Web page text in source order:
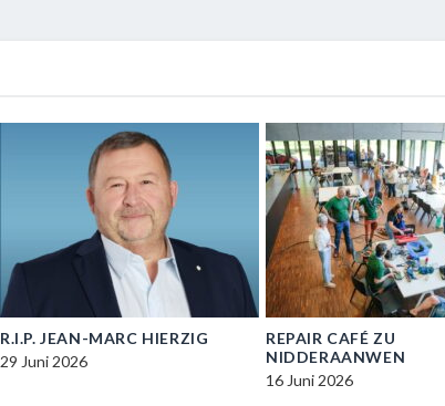
R.I.P. JEAN-MARC HIERZIG
29 Juni 2026
REPAIR CAFÉ ZU
NIDDERAANWEN
16 Juni 2026